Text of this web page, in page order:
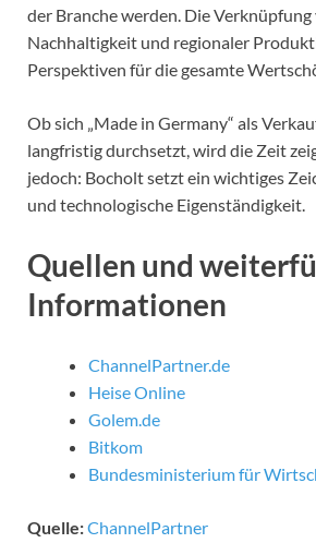
der Branche werden. Die Verknüpfung
Nachhaltigkeit und regionaler
Perspektiven für die gesamte
Ob sich „Made in Germany“ als
langfristig durchsetzt, wird die Zeit
jedoch: Bocholt setzt ein wichtiges
und technologische Eigenständigkeit.
Quellen und
Informationen
ChannelPartner.de
Heise Online
Golem.de
Bitkom
Bundesministerium für
Quelle:ChannelPartner